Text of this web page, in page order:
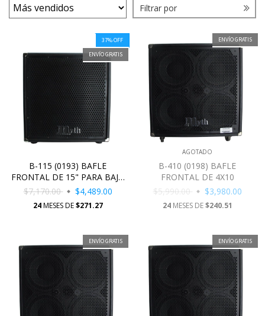
Filtrar por
37%OFF
ENVÍO GRATIS
B-115 (0193) BAFLE
FRONTAL DE 15" PARA BAJO
ELECTRICO
$7,170.00 $4,489.00
24MESES DE$271.27
ENVÍO GRATIS
AGOTADO
B-410 (0198) BAFLE
FRONTAL DE 4X10
$5,990.00
$3,980.00
24MESES DE$240.51
ENVÍO GRATIS ENVÍO GRATIS